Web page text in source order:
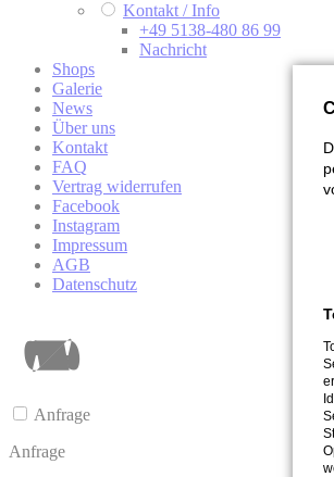
Kontakt / Info
+49 5138-480 86 99
Nachricht
Shops
Galerie
News
Über uns
Kontakt
FAQ
Vertrag widerrufen
Facebook
Instagram
Impressum
AGB
Datenschutz
Anfrage
Anfrage